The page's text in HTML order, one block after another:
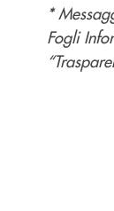
*
Fogli